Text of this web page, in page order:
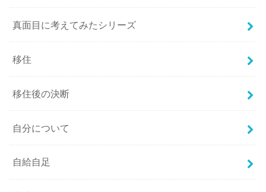
真面目に考えてみたシリーズ
移住
移住後の決断
自分について
自給自足